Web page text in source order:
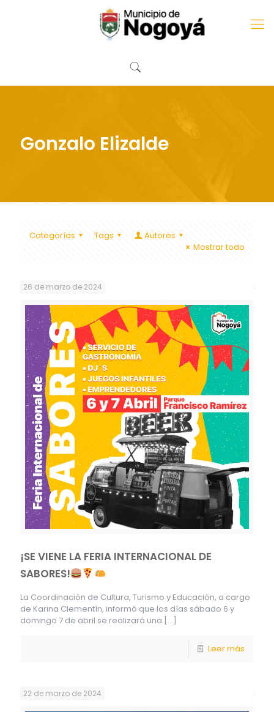
Gonzalo Elizalde
Categorías Tags
Autores
Mostrar todo
26 de marzo de 2024
¡SE VIENE LA FERIA INTERNACIONAL DE
SABORES!
La Coordinación de Cultura, Turismo y Educación, a cargo
de Karina Clementín, informó que los días sábado 6 y
domingo 7 de abril se realizará una […]
Leer más
22 de marzo de 2024